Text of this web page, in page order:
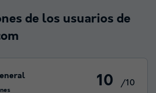
de los usuarios de
10 /10